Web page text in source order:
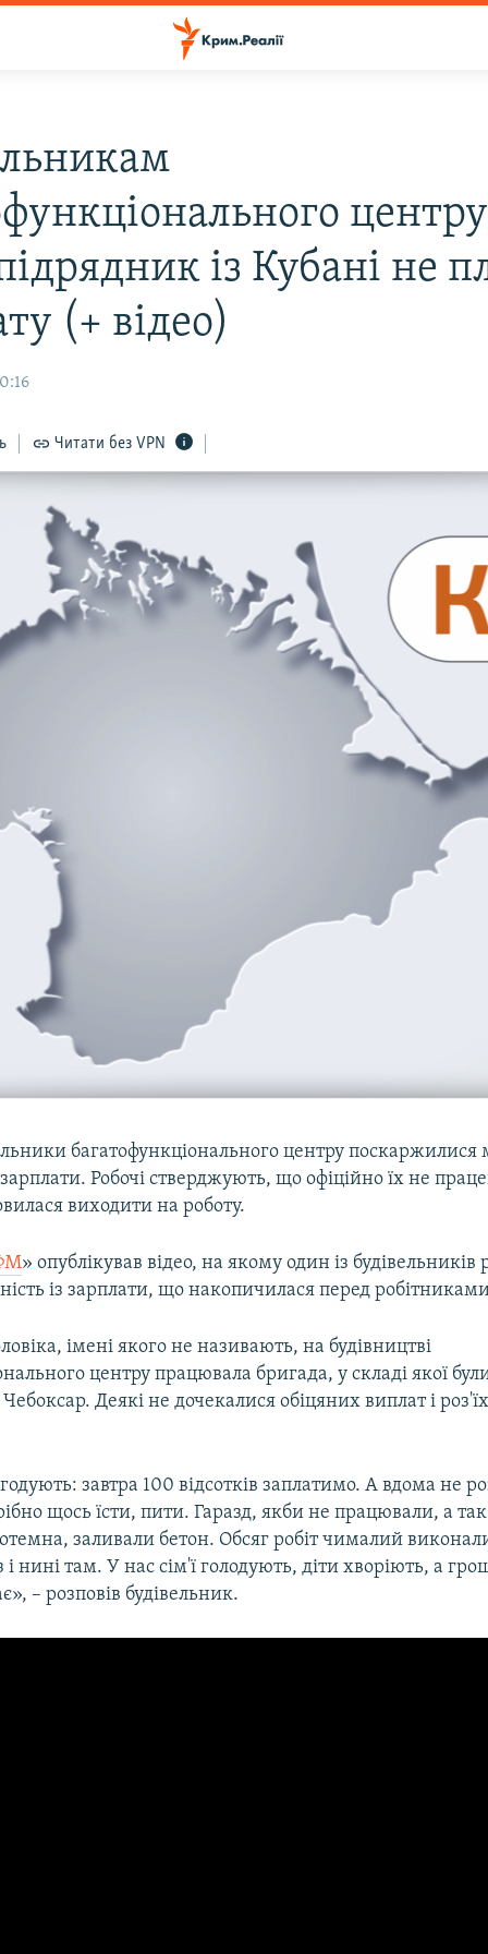
із Кубані не
(+ відео)
Читати без VPN
багатофункціонального центру
Робочі стверджують, що офіційно їх не
виходити на роботу.
» опублікував відео, на якому один із будівельників
із зарплати, що накопичилася перед
імені якого не називають, на будівництві
центру працювала бригада, у складі якої
Деякі не дочекалися обіцяних виплат і
завтра 100 відсотків заплатимо. А вдома не
щось їсти, пити. Гаразд, якби не працювали, а
заливали бетон. Обсяг робіт чималий
і нині там. У нас сім'ї голодують, діти хворіють, а
– розповів будівельник.